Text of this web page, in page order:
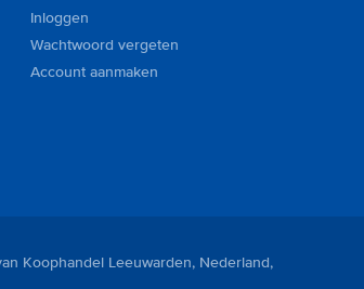
Inloggen
Wachtwoord vergeten
Account aanmaken
Koophandel Leeuwarden, Nederland,